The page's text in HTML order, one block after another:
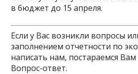
в бюджет до 15 апреля.
Если у Вас возникли вопросы
заполнением отчетности по
написать нам, постараемся
Вопрос-ответ.